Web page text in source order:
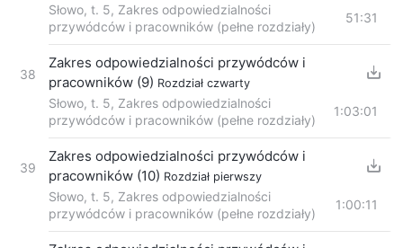
Słowo, t. 5, Zakres odpowiedzialności
przywódców i pracowników (pełne rozdziały)
51:31
38
Zakres odpowiedzialności przywódców i
pracowników (9) Rozdział czwarty
Słowo, t. 5, Zakres odpowiedzialności
przywódców i pracowników (pełne rozdziały)
1:03:01
39
Zakres odpowiedzialności przywódców i
pracowników (10) Rozdział pierwszy
Słowo, t. 5, Zakres odpowiedzialności
przywódców i pracowników (pełne rozdziały)
1:00:11